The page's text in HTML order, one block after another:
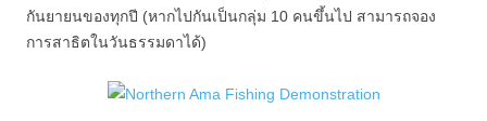
กันยายนของทุกปี (หากไปกันเป็นกลุ่ม 10 คนขึ้นไป สามารถจอง
การสาธิตในวันธรรมดาได้)